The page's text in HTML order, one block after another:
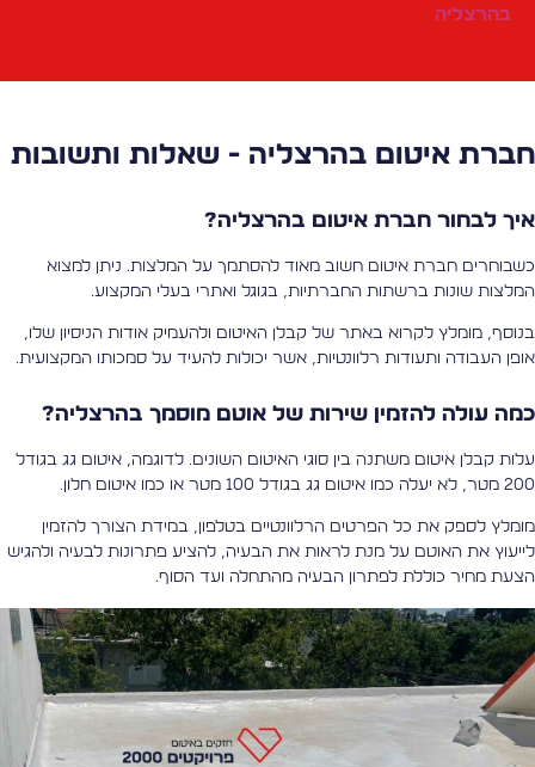
בהרצליה
איטום בהרצליה - שאלות ותשובות
לבחור חברת איטום בהרצליה?
חברת איטום חשוב מאוד להסתמך על המלצות. ניתן למצוא
שונות ברשתות החברתיות, בגוגל ואתרי בעלי המקצוע.
מומלץ לקרוא באתר של קבלן האיטום ולהעמיק אודות הניסיון שלו,
העבודה ותעודות רלוונטיות, אשר יכולות להעיד על סמכותו המקצועית.
עולה להזמין שירות של אוטם מוסמך בהרצליה?
קבלן איטום משתנה בין סוגי האיטום השונים. לדוגמה, איטום גג בגודל
איטום גג בגודל 100 מטר או כמו איטום חלון.
לספק את כל הפרטים הרלוונטיים בטלפון, במידת הצורך להזמין
את האוטם על מנת לראות את הבעיה, להציע פתרונות לבעיה ולהגיש
מחיר כוללת לפתרון הבעיה מהתחלה ועד הסוף.